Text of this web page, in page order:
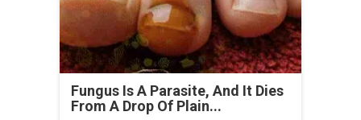
Fungus Is A Parasite, And It Dies
From A Drop Of Plain...